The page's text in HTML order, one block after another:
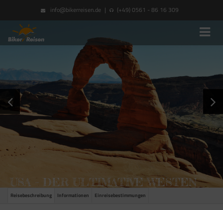
info@bikerreisen.de | (+49) 0561 - 86 16 309
USA – DER ULTIMATIVE WESTEN
Reisebeschreibung Informationen Einreisebestimmungen